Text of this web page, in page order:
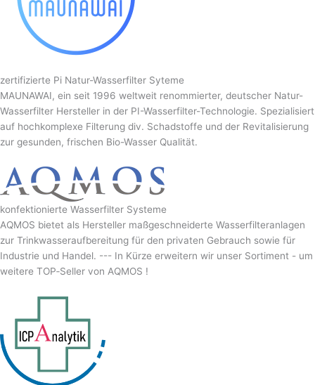
zertifizierte Pi Natur-Wasserfilter Syteme
MAUNAWAI, ein seit 1996 weltweit renommierter, deutscher Natur-
Wasserfilter Hersteller in der PI-Wasserfilter-Technologie. Spezialisiert
auf hochkomplexe Filterung div. Schadstoffe und der Revitalisierung
zur gesunden, frischen Bio-Wasser Qualität.
konfektionierte Wasserfilter Systeme
AQMOS bietet als Hersteller maßgeschneiderte Wasserfilteranlagen
zur Trinkwasseraufbereitung für den privaten Gebrauch sowie für
Industrie und Handel. --- In Kürze erweitern wir unser Sortiment - um
weitere TOP‑Seller von AQMOS !